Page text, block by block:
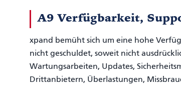
A9 Verfügbarkeit,
xpand bemüht sich um eine hohe
nicht geschuldet, soweit nicht
Wartungsarbeiten, Updates,
Drittanbietern, Überlastungen,